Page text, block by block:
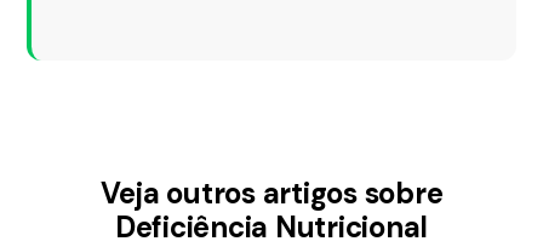
Veja outros artigos sobre
Deficiência Nutricional